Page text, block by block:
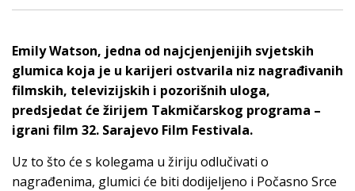
Emily Watson, jedna od najcjenjenijih svjetskih
glumica koja je u karijeri ostvarila niz nagrađivanih
filmskih, televizijskih i pozorišnih uloga,
predsjedat će žirijem Takmičarskog programa –
igrani film 32. Sarajevo Film Festivala.
Uz to što će s kolegama u žiriju odlučivati o
nagrađenima, glumici će biti dodijeljeno i Počasno Srce